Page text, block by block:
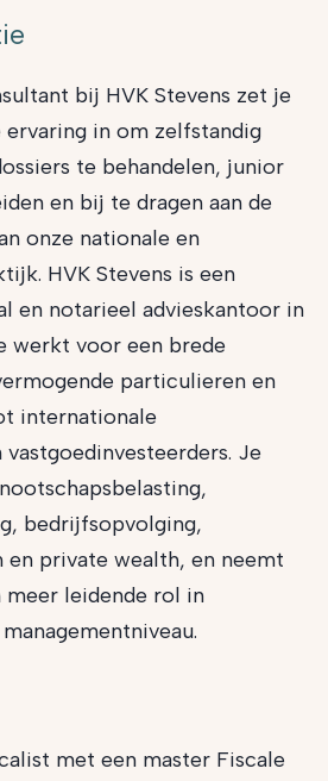
bij HVK Stevens zet je
in om zelfstandig
te behandelen, junior
en bij te dragen aan de
onze nationale en
HVK Stevens is een
en notarieel advieskantoor in
werkt voor een brede
particulieren en
internationale
Je
bedrijfsopvolging,
private wealth, en neemt
meer leidende rol in
met een master Fiscale